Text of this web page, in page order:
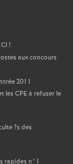
!
aux concours
2011
les CPE à refuser le
?s des
rapides n°1